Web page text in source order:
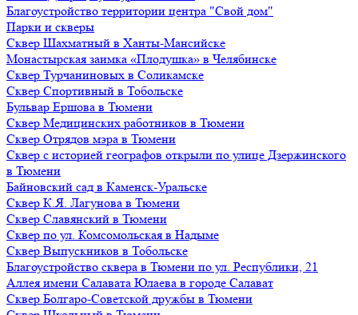
Благоустройство территории центра "Свой дом"
Парки и скверы
Сквер Шахматный в Ханты-Мансийске
Монастырская заимка «Плодушка» в Челябинске
Сквер Турчаниновых в Соликамске
Сквер Спортивный в Тобольске
Бульвар Ершова в Тюмени
Сквер Медицинских работников в Тюмени
Сквер Отрядов мэра в Тюмени
Сквер с историей географов открыли по улице Дзержинского
в Тюмени
Байновский сад в Каменск-Уральске
Сквер К.Я. Лагунова в Тюмени
Сквер Славянский в Тюмени
Сквер по ул. Комсомольская в Надыме
Сквер Выпускников в Тобольске
Благоустройство сквера в Тюмени по ул. Республики, 21
Аллея имени Салавата Юлаева в городе Салават
Сквер Болгаро-Советской дружбы в Тюмени